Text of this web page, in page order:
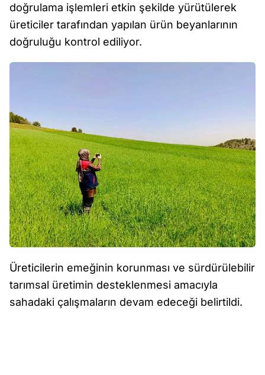
doğrulama işlemleri etkin şekilde yürütülerek
üreticiler tarafından yapılan ürün beyanlarının
doğruluğu kontrol ediliyor.
Üreticilerin emeğinin korunması ve sürdürülebilir
tarımsal üretimin desteklenmesi amacıyla
sahadaki çalışmaların devam edeceği belirtildi.